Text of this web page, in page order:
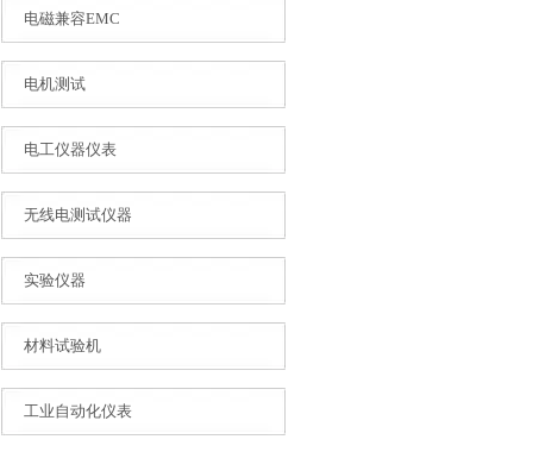
电磁兼容EMC
电机测试
电工仪器仪表
无线电测试仪器
实验仪器
材料试验机
工业自动化仪表